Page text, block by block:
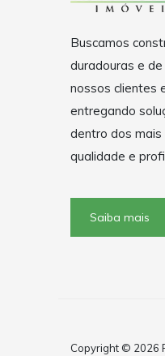
Buscamos
duradouras e
nossos clientes
entregando
dentro dos
qualidade e
Saiba mais
Copyright © 2026